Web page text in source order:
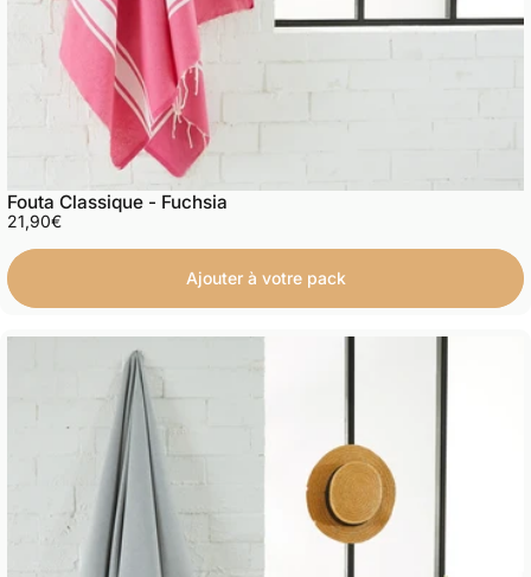
Fouta Classique - Fuchsia
21,90€
Ajouter à votre pack